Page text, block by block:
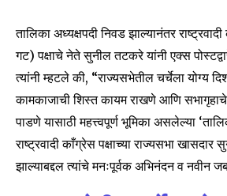
तालिका अध्यक्षपदी निवड झाल्यानंतर
गट) पक्षाचे नेते सुनील तटकरे यांनी एक्स
त्यांनी म्हटले की, “राज्यसभेतील चर्चेला योग्य
कामकाजाची शिस्त कायम राखणे आणि
पाडणे यासाठी महत्त्वपूर्ण भूमिका असलेल्या
राष्ट्रवादी काँग्रेस पक्षाच्या राज्यसभा खासदार
झाल्याबद्दल त्यांचे मनःपूर्वक अभिनंदन व नवीन